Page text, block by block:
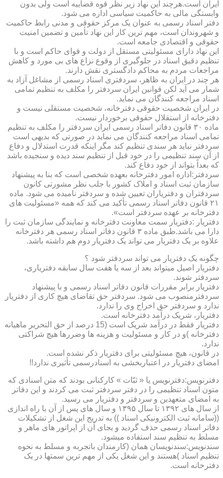
ایران است.هرچند این نهاد زیر نظر قوه قضاییه است ولی بدون
وابستگی مالی به حاکمیت سیاسی اداره می شود.
دفتر اسناد رسمی به عنوان یک مرکز حقوقی و مدنی رابط حاکمیت
و شهروندان است، مهم ترین کار این نهاد تأمین و تضمین امنیت
حقوقی و اقتصادی جامعه است.
این نهاد دارای مسئولیتی مستقل از دولت و قوای حاکم است و با
تنظیم دقیق اسناد در جلوگیری از وقوع نزاع های بی مورد و کاهش
مراجعات مردم به محاکم دادگستری نقش دارند.
هر چند در ایران به ظاهر، سردفتری اسناد رسمی از مشاغل آزاد به
شمار می آید لکن قوانین ایران سردفتر را مکلف به تنظیم تمامی
اسناد مراجعه کنندگان می نماید.
در ایران شخصیت حقوقی دفترخانه، شخصیت مستقلی نیست و
دفترخانه از استقلال حقوقی برخوردار نیست.
ماده ۳۰ قانون دفاتر اسناد رسمی ایران سردفتر را مکلف به تنظیم
تمامی اسناد مراجعه کنندگان می نماید در صورتی که بدیهی است
سردفتر نباید هر سندی تنظیم کند مگر اینکه قدرت استدلال و دفاع
از آن سند تنظیمی را در خود قبل از تنظیم سند دیده و سنجیده باشد
که بعداً بتواند از خود دفاع کند.
سردفتر:اداره امور دفترخانه بعهده شخصی است که بنا به پیشنهاد
سازمان ثبت اسناد و املاک کشور با جلب نظر مشورتی کانون
سردفتران و دفتریاران تعیین شده و سردفتر نامیده می شود. ماده
۲۱ قانون دفاتر اسناد رسمی تأکید می کند که همه «مسئولیت های
دفترخانه بر عهده سردفتر است».
دفتریار :دفتریار سمت معاونت دفترخانه و نمایندگی سازمان ثبت را
دارا می باشد.طبق ماده ۳ قانون دفاتر اسناد رسمی هر دفترخانه
علاوه بر یک دفتریار می تواند یک دفتریار دوم هم داشته باشد.
چگونه یک دفتریار می تواند سردفتر شود ؟
دفتریار اصیل میتواند بعد از سه یا هفت سال سابقه دفتریاری،
سردفتر شوند.
دفتریار برابر مقررات قانون دفاتر اسناد رسمی و با پیشنهاد
سردفترمنصوب می شود. سردفتر حق تقاضای هیچ کاری از دفتریار
ندارد و سردفتر حق اخراج وی را ندارد.
دفتریار، شریک درآمد دفترخانه است.
دفتریار فقط در درآمد شریک است (15 درصد از حق التحریر ماهیانه
دفترخانه )و در کار و مسئولیت و هزینه ها وضررها هیچ شراکتی
ندارد.
در قانون، هیچ مسئولیتی برای دفتریار ذکر نشده است.
امضای دفتریار در اعتباربخشی به اسنادرسمی تأثیری ندارد!!
دفترنویس:دفترنویس یا « ثبّات » کارکنانی بودند که متن اسنادی که
متون اسناد تنظیمی را در دفتر سردفتر ثبت می کردند و این دفاتر
به امضای متعهدین و سردفتر و دفتریار می رسید.
از سال های ۱۳۹۲ تا سال ۱۳۹۵ و سال های پس از آن با راه اندازی
((سامانه ثبت الکترونیکی اسناد )) به تدریج این شغل از تشکیلات
دفاتر اسناد رسمی حذف گردید و بجای آن از اپراتور های ماهر و
مسلط به تنظیم سند استفاده میشود.
سندنویس:سندنویسان همان (کارمندان باتجربه و مسلط به نحوه
تنظیم اسناد )هستند و این شغل یکی از مهم ترین سمتها در یک
دفترخانه است.